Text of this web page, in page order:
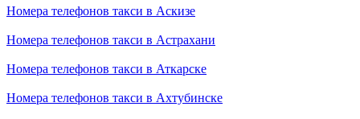
Номера телефонов такси в Аскизе
Номера телефонов такси в Астрахани
Номера телефонов такси в Аткарске
Номера телефонов такси в Ахтубинске